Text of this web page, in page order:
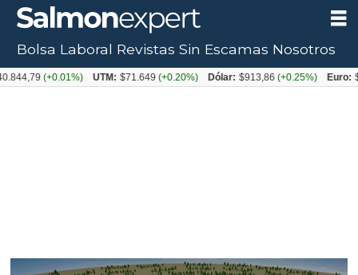
Tag:
Bolsa Laboral Revistas Sin Escamas Nosotros
(+0.01%) UTM: $71.649(+0.20%) Dólar: $913,86(+0.25%) Euro: